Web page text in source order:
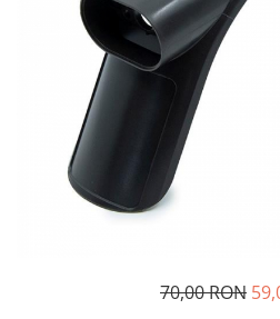
https://www.doctortrotineta.ro/
Stop trotineta
https://www.doctortrotineta.ro/
Aparatori (aripi)
Cricuri trotineta
70,00 RON